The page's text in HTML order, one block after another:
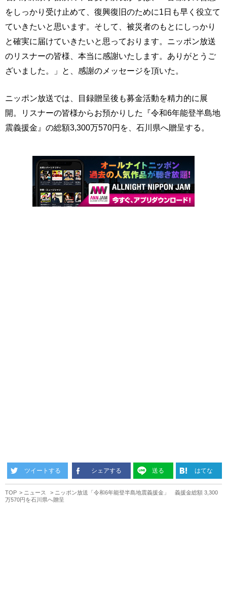
をしっかり受け止めて、復興復旧のために1日も早く役立て
ていきたいと思います。そして、被災者のもとにしっかり
と確実に届けていきたいと思っております。ニッポン放送
のリスナーの皆様、本当に感謝いたします。ありがとうご
ざいました。」と、感謝のメッセージを頂いた。
ニッポン放送では、目録贈呈後も募金活動を精力的に展
開。リスナーの皆様からお預かりした『令和6年能登半島地
震義援金』の総額3,300万570円を、石川県へ贈呈する。
ツイートする シェアする 送る はてな
TOP ニュース
ニッポン放送「令和6年能登半島地震義援金」 義援金総額 3,300
万570円を石川県へ贈呈